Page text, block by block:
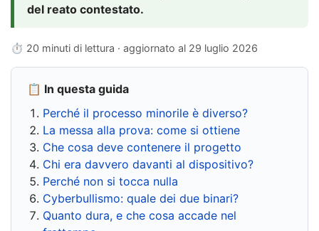
del reato contestato.
⏱ 20 minuti di lettura · aggiornato al 29 luglio 2026
📋 In questa guida
Perché il processo minorile è diverso?
La messa alla prova: come si ottiene
Che cosa deve contenere il progetto
Chi era davvero davanti al dispositivo?
Perché non si tocca nulla
Cyberbullismo: quale dei due binari?
Quanto dura, e che cosa accade nel